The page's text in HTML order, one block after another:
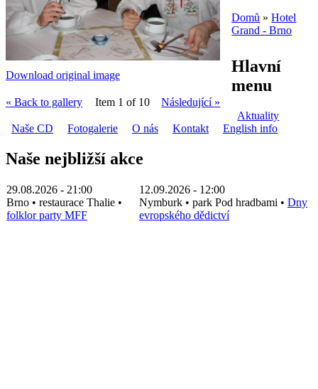
Download original image
« Back to gallery Item 1 of 10 Následující »
Jste zde
Domů »Hotel
Grand - Brno
Hlavní
menu
Aktuality
Naše CD
Fotogalerie O nás Kontakt English info
Naše nejbližší akce
29.08.2026 - 21:00
Brno • restaurace Thalie •
folklor party MFF
12.09.2026 - 12:00
Nymburk • park Pod hradbami • Dny
evropského dědictví